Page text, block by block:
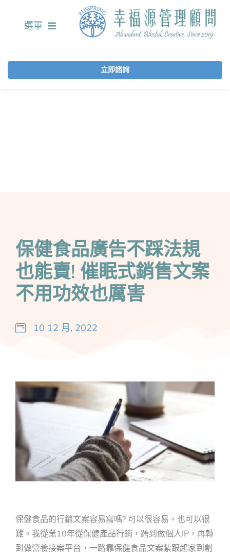
選單
立即諮詢
保健食品廣告不踩法規
也能賣! 催眠式銷售文案
不用功效也厲害
10 12 月, 2022
保健食品的行銷文案容易寫嗎? 可以很容易，也可以很
難。我從業10年從保健產品行銷，跨到做個人IP，再轉
到做營養接案平台，一路靠保健食品文案紮跟起家到創